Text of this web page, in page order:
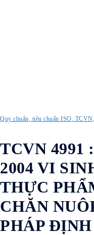
Quy chuẩn, tiêu chuẩn ISO,
TCVN 4991
2004 VI
THỰC
CHĂN
PHÁP